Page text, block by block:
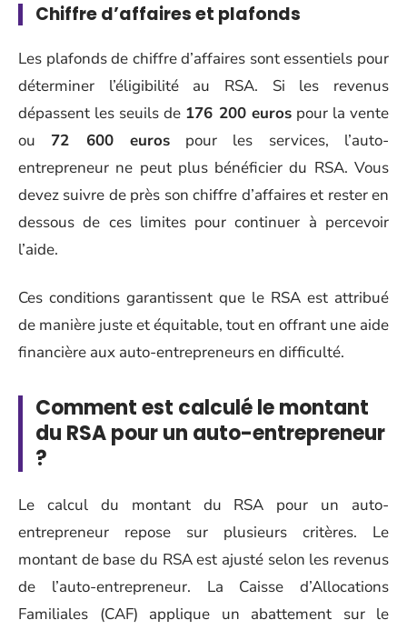
Chiffre d’affaires et plafonds
Les plafonds de chiffre d’affaires sont essentiels pour
déterminer l’éligibilité au RSA. Si les revenus
dépassent les seuils de 176 200 eurospour la vente
ou 72 600 eurospour les services, l’auto-
entrepreneur ne peut plus bénéficier du RSA. Vous
devez suivre de près son chiffre d’affaires et rester en
dessous de ces limites pour continuer à percevoir
l’aide.
Ces conditions garantissent que le RSA est attribué
de manière juste et équitable, tout en offrant une aide
financière aux auto-entrepreneurs en difficulté.
Comment est calculé le montant
du RSA pour un auto-entrepreneur
?
Le calcul du montant du RSA pour un auto-
entrepreneur repose sur plusieurs critères. Le
montant de base du RSA est ajusté selon les revenus
de l’auto-entrepreneur. La Caisse d’Allocations
Familiales (CAF) applique un abattement sur le